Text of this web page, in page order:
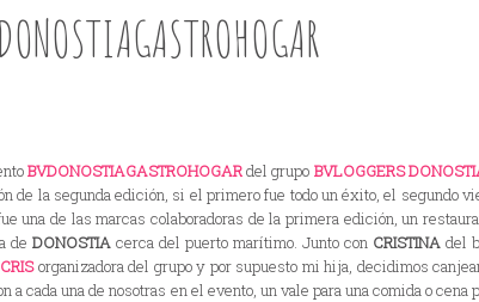
BVDONOSTIAGASTROHOGARdel grupo BVLOGGERS
de la segunda edición, si el primero fue todo un éxito, el segundo
una de las marcas colaboradoras de la primera edición, un
de DONOSTIA cerca del puerto marítimo. Junto con CRISTINA del
organizadora del grupo y por supuesto mi hija, decidimos
a cada una de nosotras en el evento, un vale para una comida o cena